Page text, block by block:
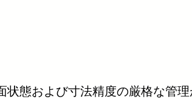
態および寸法精度の厳格な管